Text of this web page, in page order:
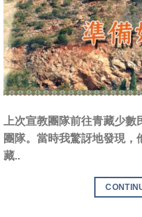
上次宣教團隊前往青藏少
團隊。當時我驚訝地發現
藏..